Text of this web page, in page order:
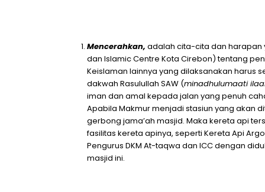
Mencerahkan, adalah cita-cita dan harapan
dan Islamic Centre Kota Cirebon) tentang
Keislaman lainnya yang dilaksanakan harus
dakwah Rasulullah SAW (minadhulumaati
iman dan amal kepada jalan yang penuh
Apabila Makmur menjadi stasiun yang akan
gerbong jama’ah masjid. Maka kereta api
fasilitas kereta apinya, seperti Kereta Api
Pengurus DKM At-taqwa dan ICC dengan
masjid ini.